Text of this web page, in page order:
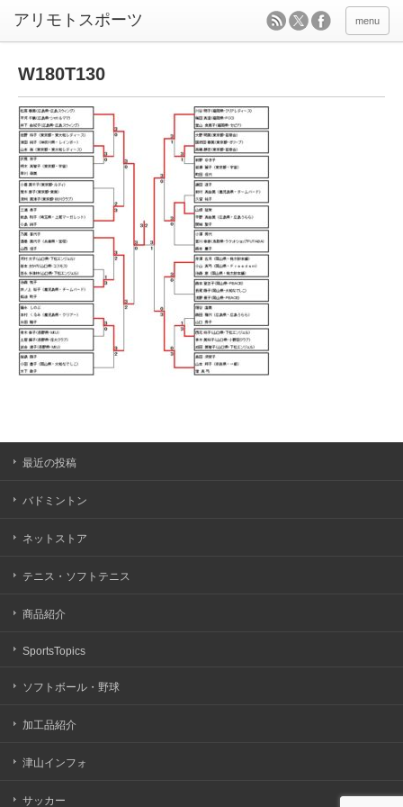
menu
W180T130
最近の投稿
バドミントン
ネットストア
テニス・ソフトテニス
商品紹介
SportsTopics
ソフトボール・野球
加工品紹介
津山インフォ
サッカー